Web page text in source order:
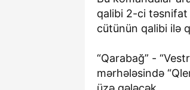
qalibi 2-ci təsnifat
cütünün qalibi ilə
“Qarabağ” -
mərhələsində